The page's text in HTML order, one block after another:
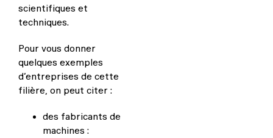
scientifiques et
techniques.
Pour vous donner
quelques exemples
d’entreprises de cette
filière, on peut citer :
des fabricants de
machines :